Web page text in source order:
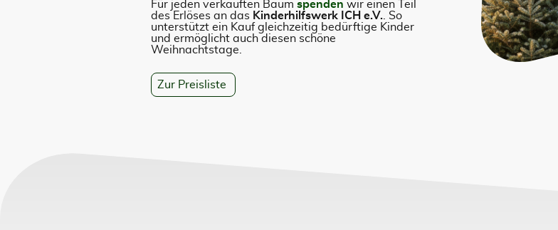
Für jeden verkauften Baum spenden wir einen Teil
des Erlöses an das Kinderhilfswerk ICH e.V.. So
unterstützt ein Kauf gleichzeitig bedürftige Kinder
und ermöglicht auch diesen schöne
Weihnachtstage.
Zur Preisliste